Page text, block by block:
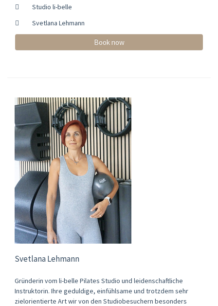
Studio li-belle
Svetlana Lehmann
Book now
Svetlana Lehmann
Gründerin vom li-belle Pilates Studio und leidenschaftliche
Instruktorin. Ihre geduldige, einfühlsame und trotzdem sehr
zielorientierte Art wir von den Studiobesuchern besonders